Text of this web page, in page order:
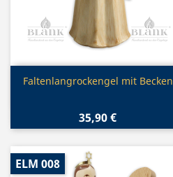
Vorschau
Faltenlangrockengel mit Becken
35,90 €
ELM 008